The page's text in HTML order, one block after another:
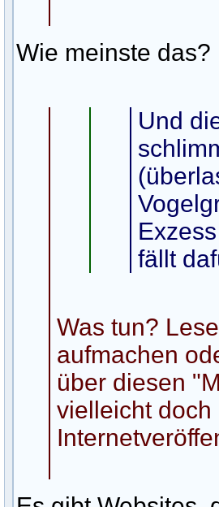
Wie meinste das?
Und
fällt
Was tun?
aufmachen
über diesen
vielleicht doch